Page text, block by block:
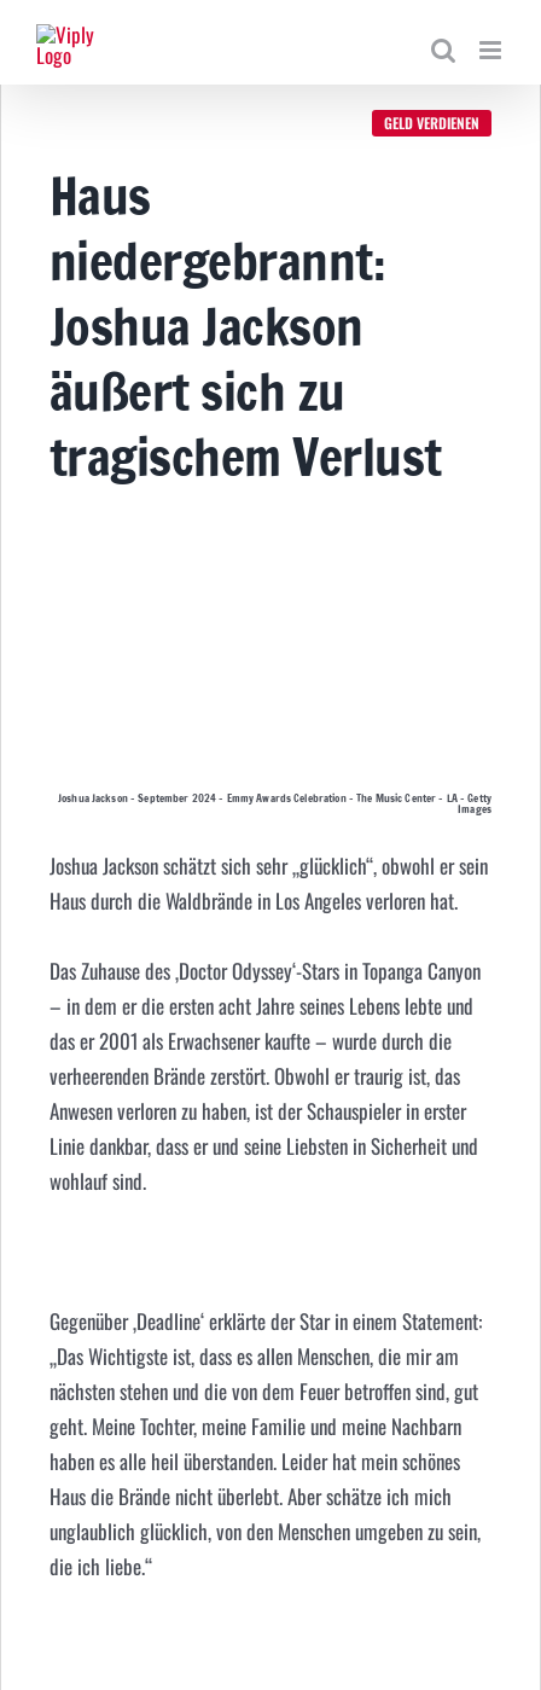
Inhalt
springen
GELD VERDIENEN
Haus
niedergebrannt:
Joshua Jackson
äußert sich zu
tragischem Verlust
Joshua Jackson – September 2024 – Emmy Awards Celebration – The Music Center – LA – Getty
Images
Joshua Jackson schätzt sich sehr „glücklich“, obwohl er sein
Haus durch die Waldbrände in Los Angeles verloren hat.
Das Zuhause des ‚Doctor Odyssey‘-Stars in Topanga Canyon
– in dem er die ersten acht Jahre seines Lebens lebte und
das er 2001 als Erwachsener kaufte – wurde durch die
verheerenden Brände zerstört. Obwohl er traurig ist, das
Anwesen verloren zu haben, ist der Schauspieler in erster
Linie dankbar, dass er und seine Liebsten in Sicherheit und
wohlauf sind.
Gegenüber ‚Deadline‘ erklärte der Star in einem Statement:
„Das Wichtigste ist, dass es allen Menschen, die mir am
nächsten stehen und die von dem Feuer betroffen sind, gut
geht. Meine Tochter, meine Familie und meine Nachbarn
haben es alle heil überstanden. Leider hat mein schönes
Haus die Brände nicht überlebt. Aber schätze ich mich
unglaublich glücklich, von den Menschen umgeben zu sein,
die ich liebe.“